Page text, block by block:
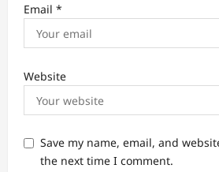
Email *
Website
Save my name, email, and
the next time I comment.